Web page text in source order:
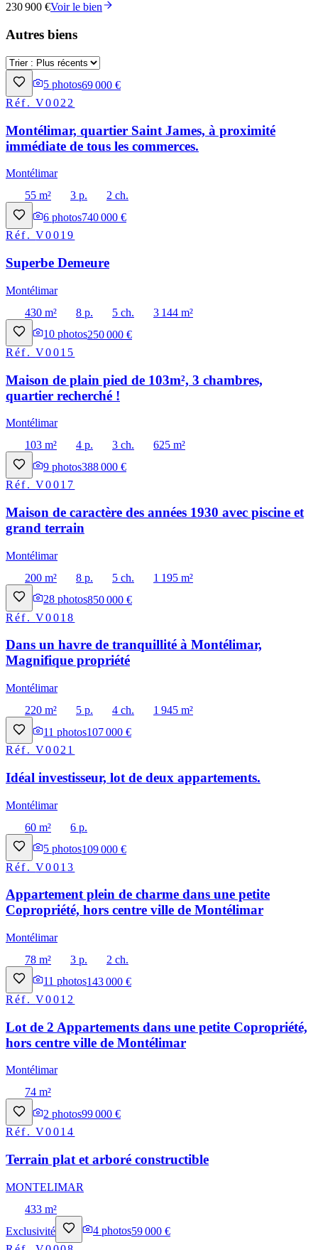
230 900 €Voir le bien
Autres biens
5 photos69 000 €
Réf.V0022
Montélimar, quartier Saint James, à proximité
immédiate de tous les commerces.
Montélimar
55 m²
3 p.
2 ch.
6 photos740 000 €
Réf.V0019
Superbe Demeure
Montélimar
430 m²
8 p. 5 ch.
3 144 m²
10 photos250 000 €
Réf.V0015
Maison de plain pied de 103m², 3 chambres,
quartier recherché !
Montélimar
103 m²
4 p. 3 ch.
625 m²
9 photos388 000 €
Réf.V0017
Maison de caractère des années 1930 avec piscine et
grand terrain
Montélimar
200 m²
8 p. 5 ch.
1 195 m²
28 photos850 000 €
Réf.V0018
Dans un havre de tranquillité à Montélimar,
Magnifique propriété
Montélimar
220 m²
5 p. 4 ch.
1 945 m²
11 photos107 000 €
Réf.V0021
Idéal investisseur, lot de deux appartements.
Montélimar
60 m²
6 p.
5 photos109 000 €
Réf.V0013
Appartement plein de charme dans une petite
Copropriété, hors centre ville de Montélimar
Montélimar
78 m²
3 p.
2 ch.
11 photos143 000 €
Réf.V0012
Lot de 2 Appartements dans une petite Copropriété,
hors centre ville de Montélimar
Montélimar
74 m²
2 photos99 000 €
Réf.V0014
Terrain plat et arboré constructible
MONTELIMAR
433 m²
Exclusivité
4 photos59 000 €